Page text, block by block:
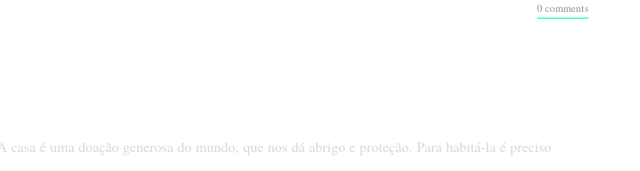
0 comments
casa é uma doação generosa do mundo, que nos dá abrigo e proteção. Para habitá-la é preciso